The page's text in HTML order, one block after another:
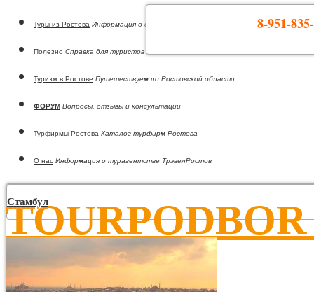
8-951-
Туры из Ростова Информация о странах
Полезно Справка для туристов
Туризм в Ростове Путешествуем по Ростовской области
ФОРУМ Вопросы, отзывы и консультации
Турфирмы Ростова Каталог турфирм Ростова
О нас Информация о турагентстве ТрэвелРостов
Горящие туры из Ростова-на-Дону!
Стамбул